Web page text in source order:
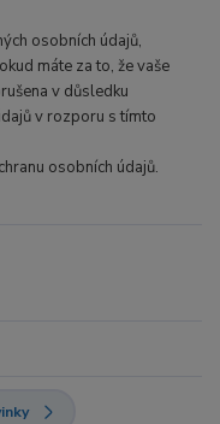
osobních údajů,
máte za to, že vaše
v důsledku
v rozporu s tímto
osobních údajů.